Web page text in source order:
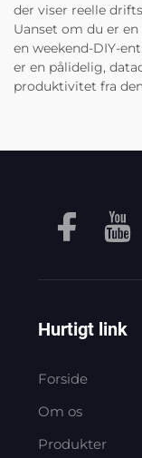
der viser reelle
Uanset om du er
en weekend-DIY-
er en pålidelig,
produktivitet fra
Hurtigt link
Forside
Om os
Produkter